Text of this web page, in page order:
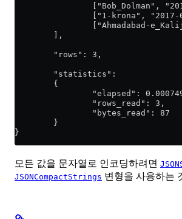
["Bob_Dolman",
["1-krona", "2017-
["Ahmadabad-
        ],
        "rows": 3,
        "statistics":
        {
"elapsed":
                "rows_read": 3,
                "bytes_read": 87
        }
}
모든 값을 문자열로 인코딩하려면
JSONCompactStrings 변형을 사용하는